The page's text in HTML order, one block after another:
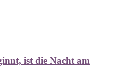
ist die Nacht am